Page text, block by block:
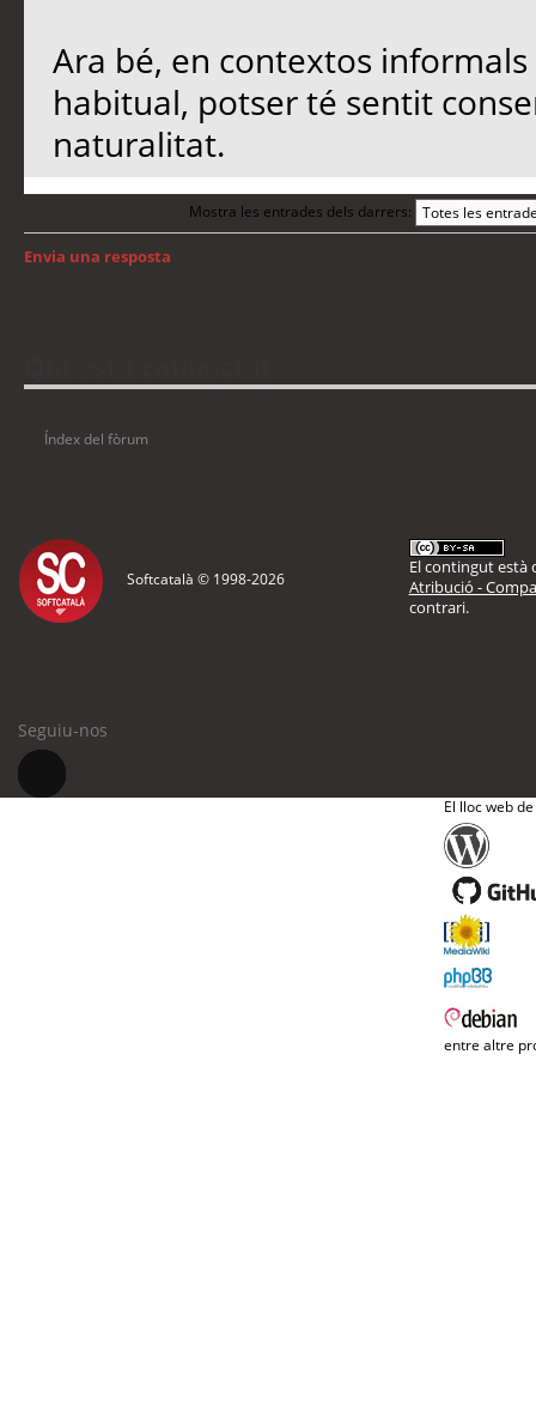
Ara bé, en contextos
habitual, potser té sentit
naturalitat.
Mostra les entrades dels darrers:
Envia una resposta
Índex del fòrum
Softcatalà © 1998-2026
El contingut està
Atribució -
contrari.
Seguiu-nos
El lloc web
entre altre